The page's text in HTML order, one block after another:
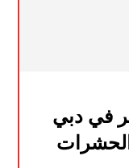
في دبي